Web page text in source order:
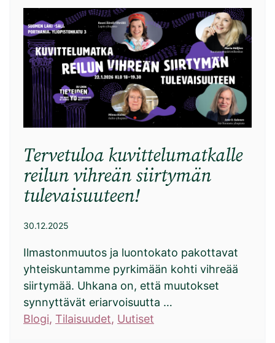
Tervetuloa kuvittelumatkalle
reilun vihreän siirtymän
tulevaisuuteen!
30.12.2025
Ilmastonmuutos ja luontokato pakottavat
yhteiskuntamme pyrkimään kohti vihreää
siirtymää. Uhkana on, että muutokset
synnyttävät eriarvoisuutta …
Blogi, Tilaisuudet, Uutiset